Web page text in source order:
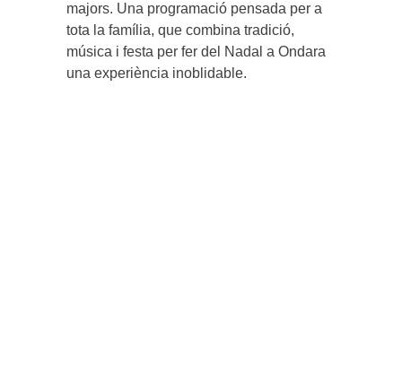
majors. Una programació pensada per a
tota la família, que combina tradició,
música i festa per fer del Nadal a Ondara
una experiència inoblidable.